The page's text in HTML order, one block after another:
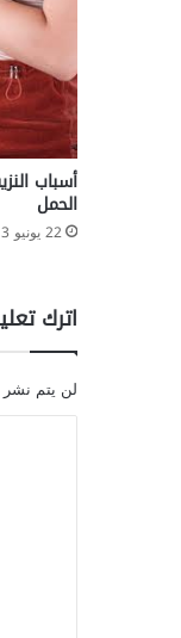
أسباب
الحمل
22 يونيو 2013
اترك
لن يتم نشر